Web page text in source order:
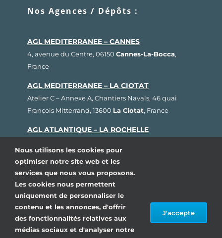
Nos Agences / Dépôts :
AGL MEDITERRANEE – CANNES
4, avenue du Centre, 06150 Cannes-La-Bocca,
France
AGL MEDITERRANEE – LA CIOTAT
Atelier C – Annexe A, Chantiers Navals, 46 quai
François Mitterrand, 13600 La Ciotat, France
AGL ATLANTIQUE – LA ROCHELLE
Rochelle, France
AGL BRETAGNE – LORIENT
1, rue Cdt L’Herminier, Bloc K2, 56100
France
AGL SUD OUEST – ARCACHON
80, avenue du Général Leclerc, Pôle Nautique de la
Nous utilisons les cookies pour
optimiser notre site web et les
services que nous vous proposons.
Les cookies nous permettent
uniquement de personnaliser le
contenu et les annonces, d'offrir
des fonctionnalités relatives aux
médias sociaux et d'analyser notre
J'accepte